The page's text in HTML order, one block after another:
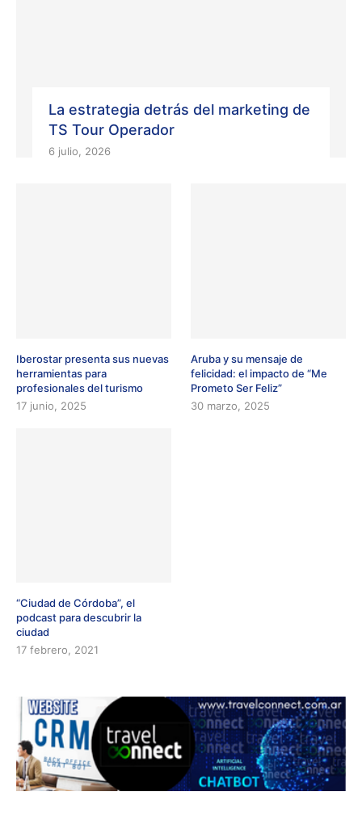
La estrategia detrás del marketing de
TS Tour Operador
6 julio, 2026
Iberostar presenta sus nuevas
herramientas para
profesionales del turismo
17 junio, 2025
Aruba y su mensaje de
felicidad: el impacto de “Me
Prometo Ser Feliz”
30 marzo, 2025
“Ciudad de Córdoba”, el
podcast para descubrir la
ciudad
17 febrero, 2021